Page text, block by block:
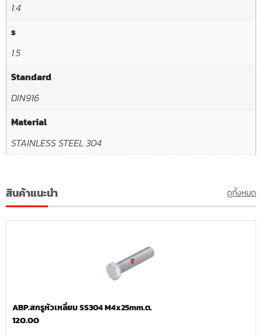
1.4
s
1.5
Standard
DIN916
Material
STAINLESS STEEL 304
สินค้าแนะนำ ดูทั้งหมด
ABP.สกรูหัวเหลี่ยม SS304 M4x25mm.ต.
120.00